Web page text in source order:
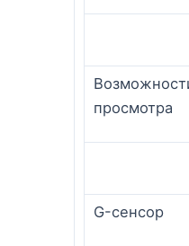
просмотра
G-сенсор